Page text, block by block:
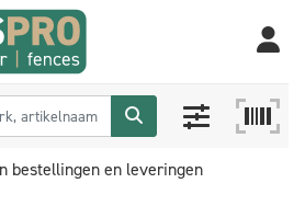
bestellingen en leveringen